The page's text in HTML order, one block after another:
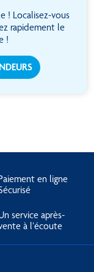
! Localisez-vous
rapidement le
!
en ligne
service après-
à l’écoute